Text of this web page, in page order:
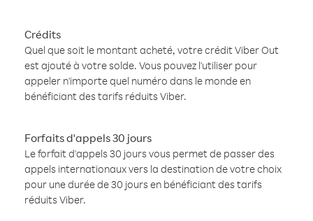
Crédits
Quel que soit le montant acheté, votre crédit Viber Out
est ajouté à votre solde. Vous pouvez l'utiliser pour
appeler n'importe quel numéro dans le monde en
bénéficiant des tarifs réduits Viber.
Forfaits d'appels 30 jours
Le forfait d'appels 30 jours vous permet de passer des
appels internationaux vers la destination de votre choix
pour une durée de 30 jours en bénéficiant des tarifs
réduits Viber.